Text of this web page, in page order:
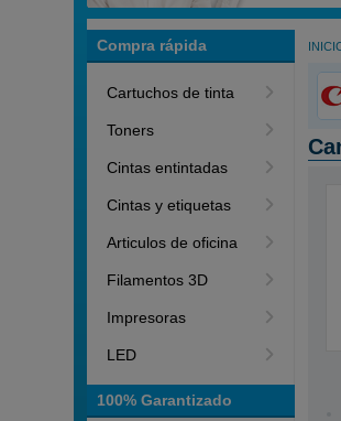
Compra rápida
Cartuchos de tinta
Toners
Cintas entintadas
Cintas y etiquetas
Articulos de oficina
Filamentos 3D
Impresoras
LED
100% Garantizado